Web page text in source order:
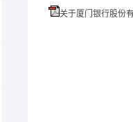
关于厦门银行股份